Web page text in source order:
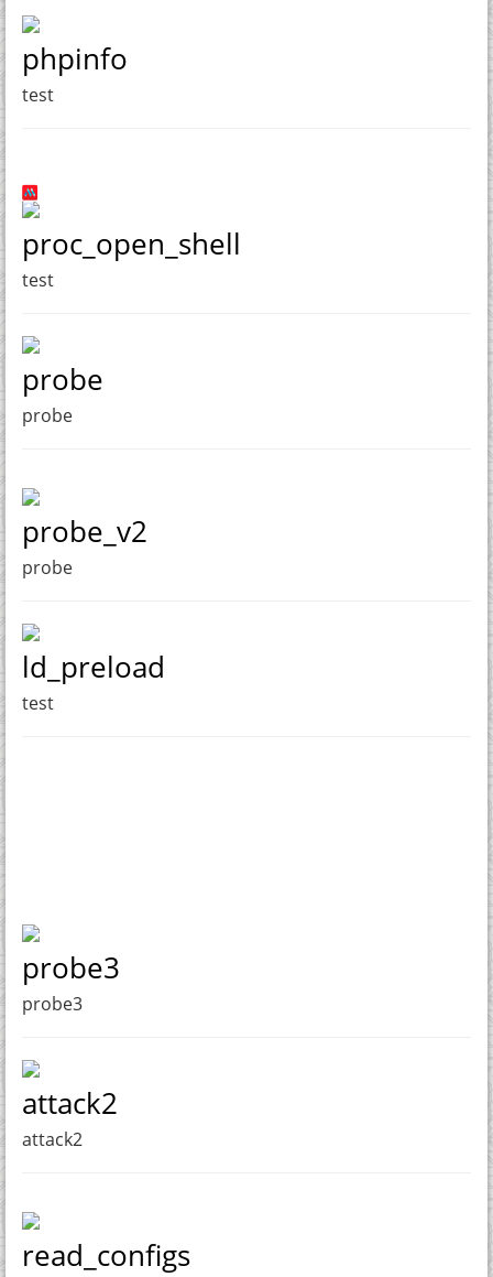
phpinfo
test
proc_open_shell
test
probe
probe
probe_v2
probe
ld_preload
test
probe3
probe3
attack2
attack2
read_configs